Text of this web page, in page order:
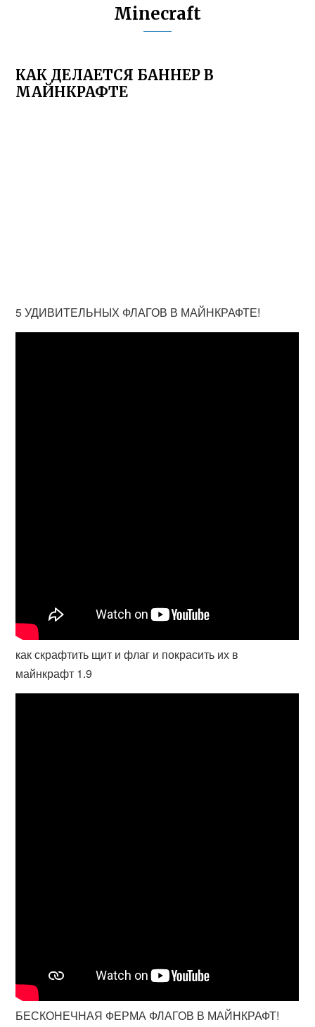
Minecraft
КАК ДЕЛАЕТСЯ БАННЕР В
МАЙНКРАФТЕ
5 УДИВИТЕЛЬНЫХ ФЛАГОВ В МАЙНКРАФТЕ!
как скрафтить щит и флаг и покрасить их в
майнкрафт 1.9
БЕСКОНЕЧНАЯ ФЕРМА ФЛАГОВ В МАЙНКРАФТ!